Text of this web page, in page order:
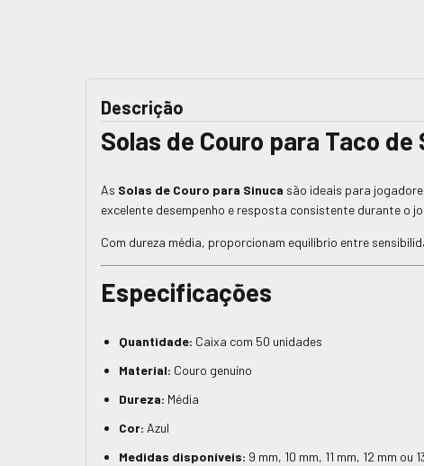
Descrição
Solas de Couro para Taco
As Solas de Couro para Sinuca são ideais para
excelente desempenho e resposta consistente durante o
Com dureza média, proporcionam equilíbrio entre
Especificações
Quantidade: Caixa com 50 unidades
Material: Couro genuíno
Dureza: Média
Cor: Azul
Medidas disponíveis: 9 mm, 10 mm, 11 mm, 12 mm ou